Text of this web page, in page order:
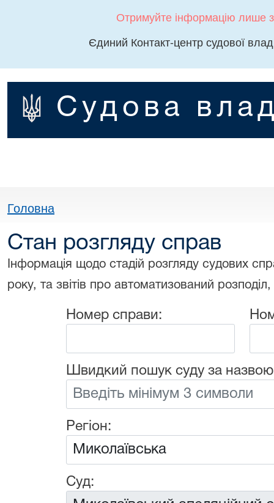
Отримуйте інформацію лише
Єдиний Контакт-центр судової
Судова
Головна
Стан розгляду справ
Інформація щодо стадій розгляду судових
року, та звітів про автоматизований
Номер справи:
Швидкий пошук суду за
Регіон:
Суд: